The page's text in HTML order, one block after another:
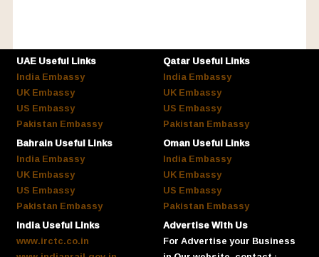
UAE Useful Links
India Embassy
UK Embassy
US Embassy
Pakistan Embassy
Qatar Useful Links
India Embassy
UK Embassy
US Embassy
Pakistan Embassy
Bahrain Useful Links
India Embassy
UK Embassy
US Embassy
Pakistan Embassy
Oman Useful Links
India Embassy
UK Embassy
US Embassy
Pakistan Embassy
India Useful Links
www.irctc.co.in
Advertise With Us
For Advertise your Business